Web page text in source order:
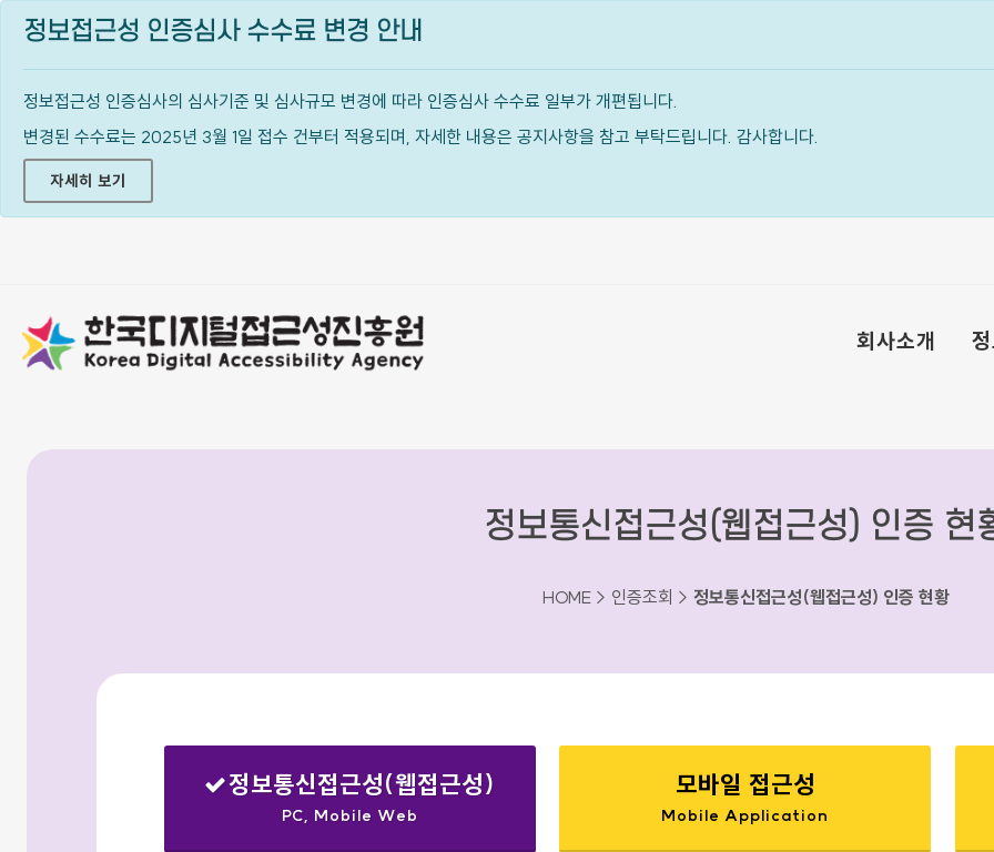
정보접근성 인증심사 수수료 변경 안내
정보접근성 인증심사의 심사기준 및 심사규모 변경에 따라 인증심사 수수료 일부가 개편됩니다.
변경된 수수료는 2025년 3월 1일 접수 건부터 적용되며, 자세한 내용은 공지사항을 참고 부탁드립니다. 감사합니다.
자세히 보기
회사소개
정보통신접근성(웹접근성) 인증 현
HOME > 인증조회 > 정보통신접근성(웹접근성) 인증 현황
정보통신접근성(웹접근성)
PC, Mobile Web
모바일 접근성
Mobile Application